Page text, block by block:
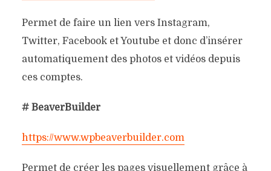
Permet de faire un lien vers Instagram,
Twitter, Facebook et Youtube et donc d’insérer
automatiquement des photos et vidéos depuis
ces comptes.
# BeaverBuilder
https://www.wpbeaverbuilder.com
Permet de créer les pages visuellement grâce à